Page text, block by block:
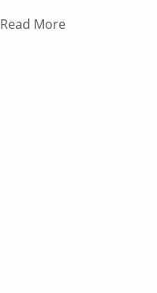
Read More